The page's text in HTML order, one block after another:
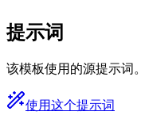
提示词
该模板使用的源提示词。
使用这个提示词